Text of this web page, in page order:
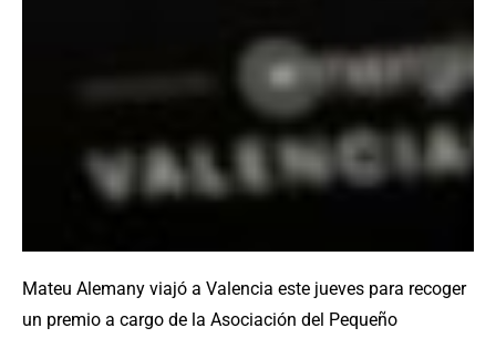
Mateu Alemany viajó a Valencia este jueves para recoger
un premio a cargo de la Asociación del Pequeño